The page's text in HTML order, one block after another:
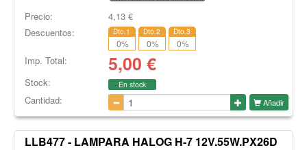
Precio: 4,13€
Descuentos:
Dto.1
0%
Dto.2
0%
Dto.3
0%
Imp. Total: 5,00 €
Stock: En stock
Cantidad: Añadir
LLB477 - LAMPARA HALOG H-7 12V.55W.PX26D